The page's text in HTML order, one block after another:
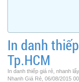
In danh
Tp.HCM
In danh thiếp giá rẻ, nhanh
Nhanh Giá Rẻ, 06/08/2015